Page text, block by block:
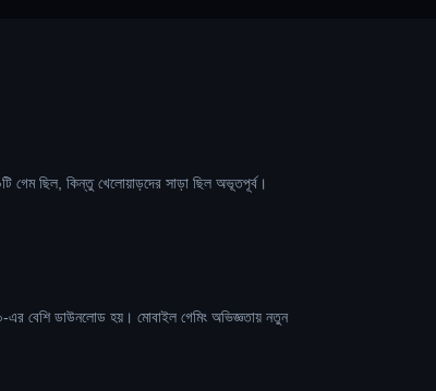
গেম ছিল, কিন্তু খেলোয়াড়দের সাড়া ছিল অভূতপূর্ব।
ডাউনলোড হয়। মোবাইল গেমিং অভিজ্ঞতায় নতুন